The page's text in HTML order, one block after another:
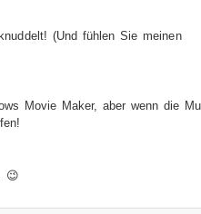
(Und fühlen Sie meinen
Movie Maker, aber wenn die
😉